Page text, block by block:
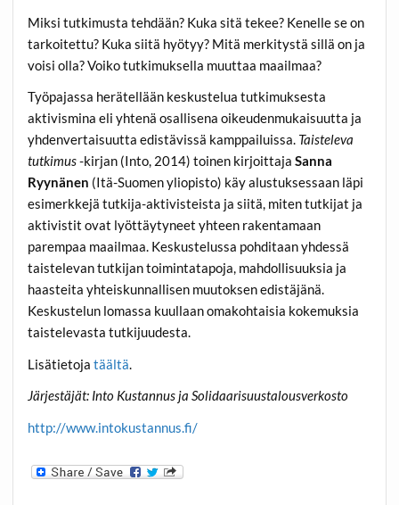
Miksi tutkimusta tehdään? Kuka sitä tekee? Kenelle se on
tarkoitettu? Kuka siitä hyötyy? Mitä merkitystä sillä on ja
voisi olla? Voiko tutkimuksella muuttaa maailmaa?
Työpajassa herätellään keskustelua tutkimuksesta
aktivismina eli yhtenä osallisena oikeudenmukaisuutta ja
yhdenvertaisuutta edistävissä kamppailuissa. Taisteleva
tutkimus-kirjan (Into, 2014) toinen kirjoittajaSanna
Ryynänen (Itä-Suomen yliopisto) käy alustuksessaan läpi
esimerkkejä tutkija-aktivisteista ja siitä, miten tutkijat ja
aktivistit ovat lyöttäytyneet yhteen rakentamaan
parempaa maailmaa. Keskustelussa pohditaan yhdessä
taistelevan tutkijan toimintatapoja, mahdollisuuksia ja
haasteita yhteiskunnallisen muutoksen edistäjänä.
Keskustelun lomassa kuullaan omakohtaisia kokemuksia
taistelevasta tutkijuudesta.
Lisätietojatäältä.
Järjestäjät: Into Kustannus ja Solidaarisuustalousverkosto
http://www.intokustannus.fi/